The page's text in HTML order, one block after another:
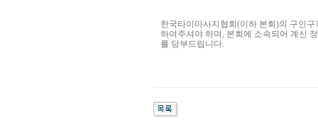
한국타이마사지협회(이하 본회)의 구인
하여주셔야 하며, 본회에 소속되어 계신
를 당부드립니다.